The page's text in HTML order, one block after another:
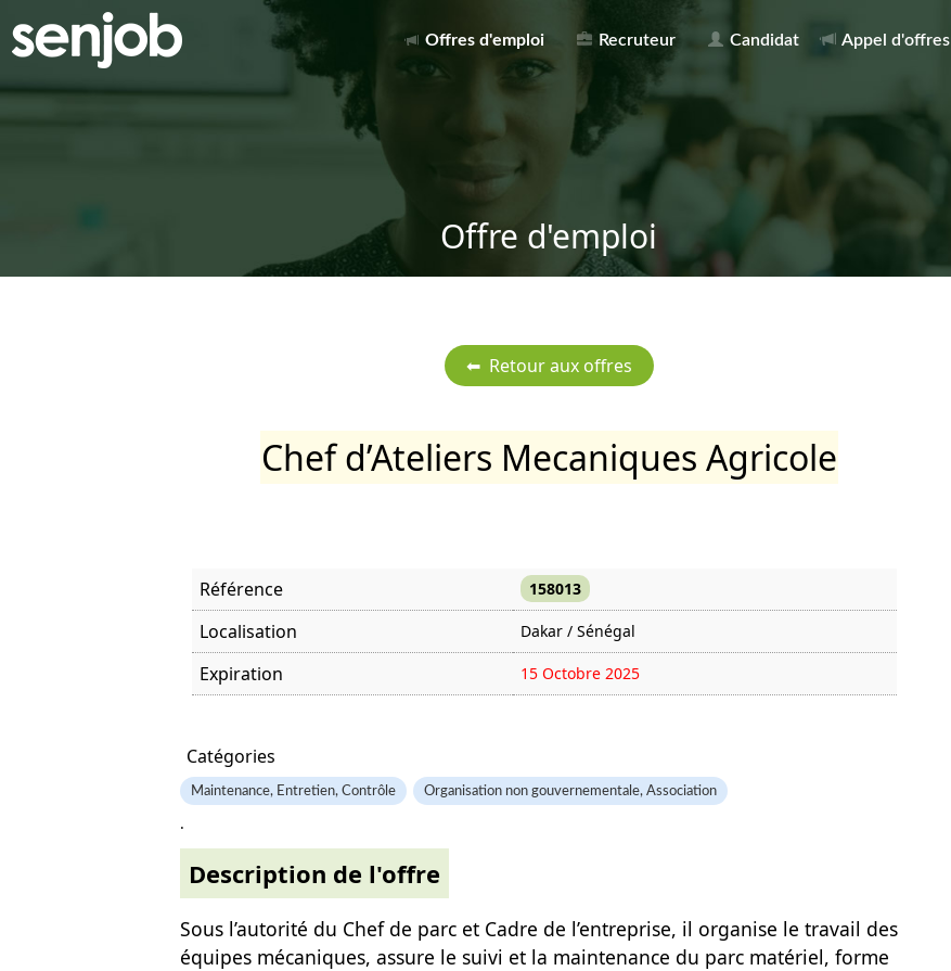
Offres d'emploi Recruteur Candidat Appel d'offres
Offre d'emploi
Chef d’Ateliers Mecaniques Agricole
Référence 158013
Localisation Dakar / Sénégal
Expiration 15 Octobre 2025
Catégories
Maintenance, Entretien, Contrôle Organisation non gouvernementale, Association
.
Description de l'offre
Sous l’autorité du Chef de parc et Cadre de l’entreprise, il organise le travail des
équipes mécaniques, assure le suivi et la maintenance du parc matériel, forme